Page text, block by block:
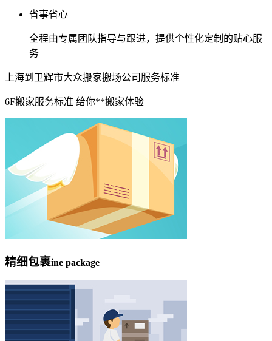
省事省心
全程由专属团队指导与跟进，提供个性化定制的贴心服
务
上海到卫辉市大众搬家搬场公司服务标准
6F搬家服务标准 给你**搬家体验
精细包裹ine package